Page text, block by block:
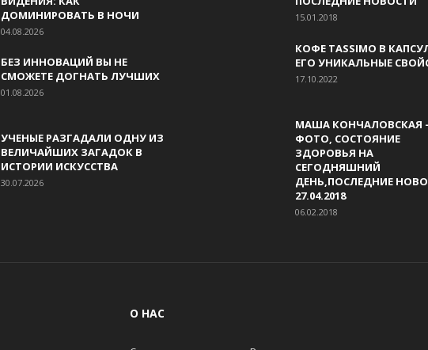
ДОМИНИРОВАТЬ В НОЧИ
04.08.2026
БЕЗ ИННОВАЦИЙ ВЫ НЕ
СМОЖЕТЕ ДОГНАТЬ ЛУЧШИХ
01.08.2026
УЧЕНЫЕ РАЗГАДАЛИ ОДНУ ИЗ
ВЕЛИЧАЙШИХ ЗАГАДОК В
ИСТОРИИ ИСКУССТВА
30.07.2026
15.01.2018
КОФЕ TASSIMO В
ЕГО УНИКАЛЬНЫЕ
17.10.2022
МАША КОНЧАЛОВСКАЯ
ФОТО, СОСТОЯНИЕ
ЗДОРОВЬЯ НА
СЕГОДНЯШНИЙ
ДЕНЬ,ПОСЛЕДНИЕ
27.04.2018
06.02.2018
О НАС